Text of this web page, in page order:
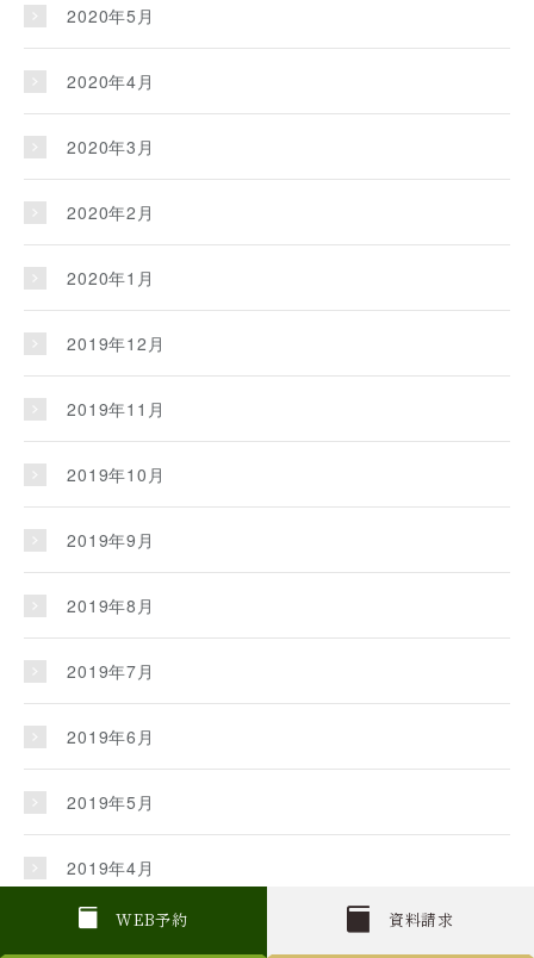
W EB予約 資料請求
2020年5月
2020年4月
2020年3月
2020年2月
2020年1月
2019年12月
2019年11月
2019年10月
2019年9月
2019年8月
2019年7月
2019年6月
2019年5月
2019年4月
2019年3月